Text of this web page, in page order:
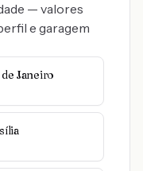
— valores
e garagem
Janeiro